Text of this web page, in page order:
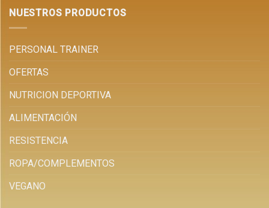
NUESTROS PRODUCTOS
PERSONAL TRAINER
OFERTAS
NUTRICION DEPORTIVA
ALIMENTACIÓN
RESISTENCIA
ROPA/COMPLEMENTOS
VEGANO